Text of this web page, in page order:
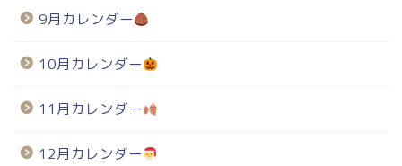
9月カレンダー
10月カレンダー
11月カレンダー
12月カレンダー